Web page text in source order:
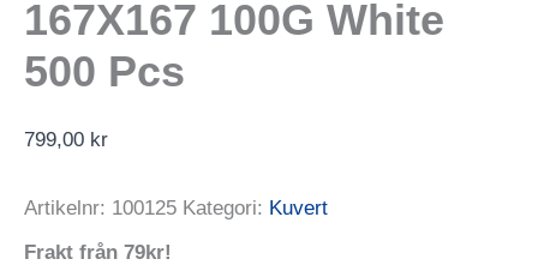
167X167 100G White
500 Pcs
799,00 kr
Artikelnr: 100125 Kategori: Kuvert
Frakt från 79kr!